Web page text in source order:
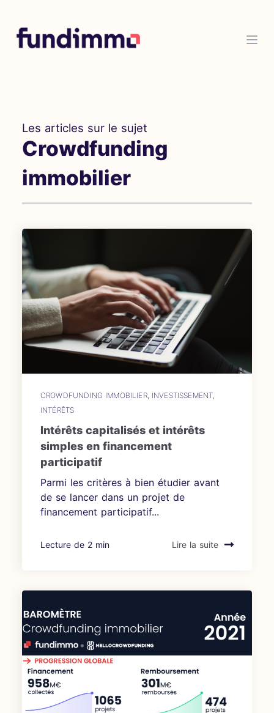
Les articles sur le sujet
Crowdfunding
immobilier
CROWDFUNDING IMMOBILIER, INVESTISSEMENT
INTÉRÊTS
Intérêts capitalisés et intérêts
simples en financement
participatif
Parmi les critères à bien étudier avant
de se lancer dans un projet de
financement participatif...
Lecture de 2 min Lire la suite